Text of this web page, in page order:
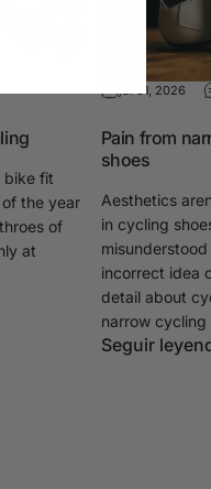
bike fit
the year
of
at
jul 31, 2026
Pain from
shoes
Aesthetics
in cycling
incorrect idea
detail about
narrow cycling
Seguir